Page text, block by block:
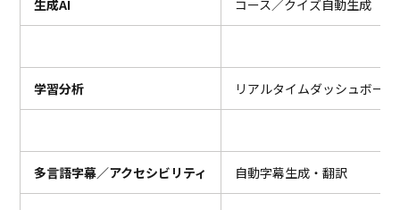
生成AI コース／クイズ自動生成
学習分析 リアルタイムダッシュボード
多言語字幕／アクセシビリティ 自動字幕生成・翻訳